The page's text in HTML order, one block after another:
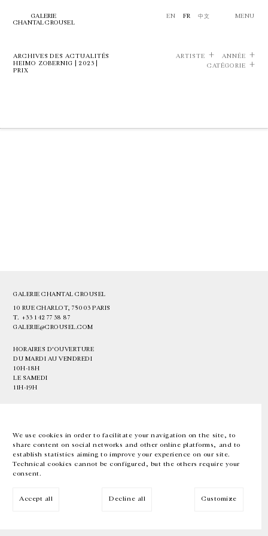
We use cookies in order to facilitate your navigation on the site, to
share content on social networks and other online platforms, and to
establish statistics aiming to improve your experience on our site.
Technical cookies cannot be configured, but the others require your
consent.
Accept all Decline all Customize
GALERIE
CHANTAL CROUSEL
EN FR 中文 MENU
ARCHIVES DES ACTUALITÉS
HEIMO ZOBERNIG | 2023 |
PRIX
ARTISTE
ANNÉE
CATÉGORIE
GALERIE CHANTAL CROUSEL
10 RUE CHARLOT, 75003 PARIS
T. +33 1 42 77 38 87
GALERIE@CROUSEL.COM
HORAIRES D'OUVERTURE
DU MARDI AU VENDREDI
10H-18H
LE SAMEDI
11H-19H
EN FR 中文 Facebook Instagram
Inscrivez-vous à notre newsletter